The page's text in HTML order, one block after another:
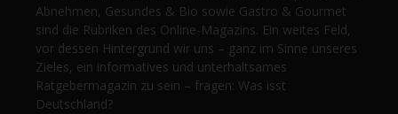
Abnehmen, Gesundes & Bio sowie Gastro & Gourmet
sind die Rubriken des Online-Magazins. Ein weites Feld,
vor dessen Hintergrund wir uns – ganz im Sinne unseres
Zieles, ein informatives und unterhaltsames
Ratgebermagazin zu sein – fragen: Was isst
Deutschland?